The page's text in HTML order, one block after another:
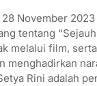
28 November
tentang
melalui film,
menghadirkan
Rini adalah